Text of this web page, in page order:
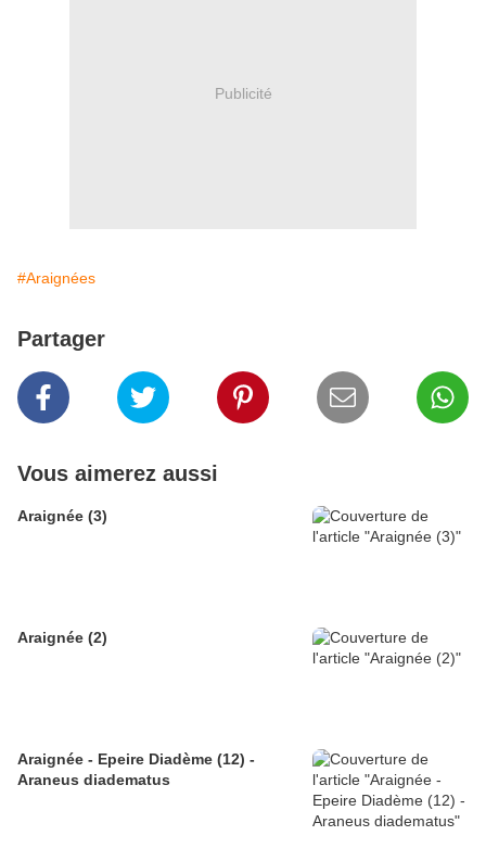
Publicité
#Araignées
Partager
Vous aimerez aussi
Araignée (3)
Araignée (2)
Araignée - Epeire Diadème (12) -
Araneus diadematus